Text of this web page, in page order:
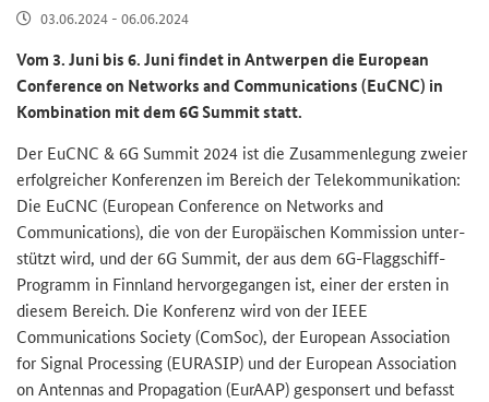
03.06.2024 - 06.06.2024
Vom 3. Juni bis 6. Juni fin­det in Ant­wer­pen die European
Conference on Networks and Communications (EuCNC) in
Kom­bi­na­ti­on mit dem6G Summitstatt.
Der EuCNC & 6G Summit 2024 ist die Zu­sam­men­le­gung zwei­er
er­folg­rei­cher Kon­fe­ren­zen im Be­reich der Te­le­kom­mu­ni­ka­ti­on:
Die EuCNC (European Conference on Networks and
Communications), die von der Eu­ro­päi­schen Kom­mis­si­on un­ter­
stützt wird, und der6G Summit, der aus dem 6G-​Flaggschiff-
Pro­gramm in Finn­land her­vor­ge­gan­gen ist, einer der ers­ten in
die­sem Be­reich. Die Kon­fe­renz wird von derIEEE
Communications Society (ComSoc), der European Association
for Signal Processing (EURASIP) und der European Association
on Antennas and Propagation (EurAAP)ge­spon­sert und be­fasst